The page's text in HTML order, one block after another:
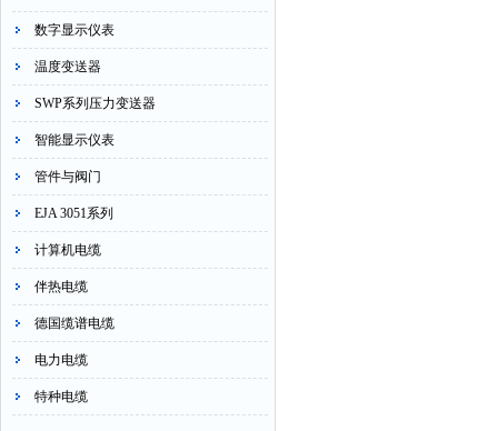
数字显示仪表
温度变送器
SWP系列压力变送器
智能显示仪表
管件与阀门
EJA 3051系列
计算机电缆
伴热电缆
德国缆谱电缆
电力电缆
特种电缆